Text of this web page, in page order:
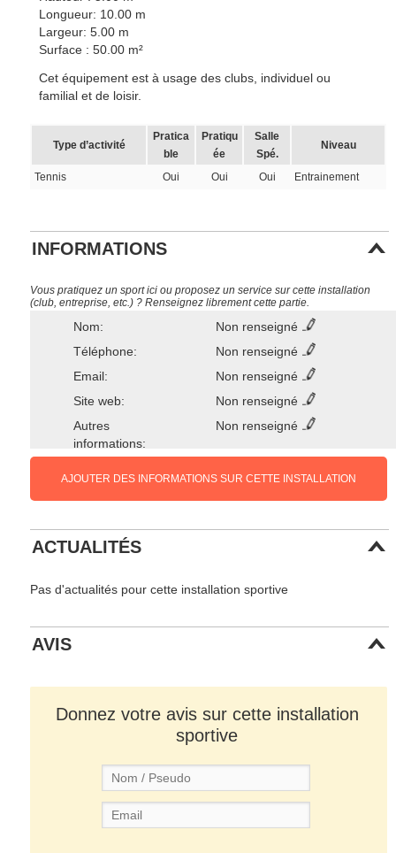
Longueur: 10.00 m
Largeur: 5.00 m
Surface : 50.00 m²
Cet équipement est à usage des clubs, individuel ou
familial et de loisir.
Type d’activité
Pratica
ble
Pratiqu
ée
Salle
Spé.
Niveau
Tennis Oui Oui Oui Entrainement
INFORMATIONS
Vous pratiquez un sport ici ou proposez un service sur cette installation
(club, entreprise, etc.) ? Renseignez librement cette partie.
Nom:
Non renseigné
Téléphone:
Non renseigné
Email:
Non renseigné
Site web:
Non renseigné
Autres
informations:
Non renseigné
AJOUTER DES INFORMATIONS SUR CETTE INSTALLATION
ACTUALITÉS
Pas d'actualités pour cette installation sportive
AVIS
Donnez votre avis sur cette installation
sportive